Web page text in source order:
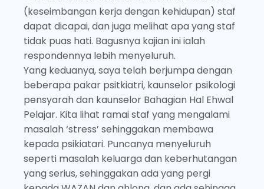
(keseimbangan kerja dengan kehidupan) staf
dapat dicapai, dan juga melihat apa yang staf
tidak puas hati. Bagusnya kajian ini ialah
respondennya lebih menyeluruh.
Yang keduanya, saya telah berjumpa dengan
beberapa pakar psitkiatri, kaunselor psikologi
pensyarah dan kaunselor Bahagian Hal Ehwal
Pelajar. Kita lihat ramai staf yang mengalami
masalah ‘stress’ sehinggakan membawa
kepada psikiatari. Puncanya menyeluruh
seperti masalah keluarga dan keberhutangan
yang serius, sehinggakan ada yang pergi